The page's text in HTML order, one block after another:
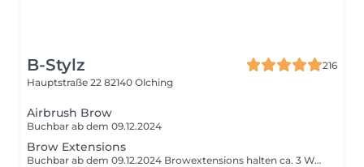
B-Stylz
216
Hauptstraße 22 82140 Olching
Airbrush Brow
Buchbar ab dem 09.12.2024
Brow Extensions
Buchbar ab dem 09.12.2024 Browextensions halten ca. 3 Wochen. Werden direkt auf die Haut oder auf die bestehenden Härchen geklebt. Bei fettiger Haut oder häufigem Kontakt mit Wasser könne diese sich schneller lösen.